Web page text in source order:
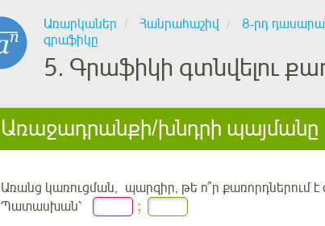
Առարկաներ Հանրահաշիվ 8-րդ
գրաֆիկը
5. Գրաֆիկի գտնվելու
Առաջադրանքի/խնդրի պայմանը
Առանց կառուցման, պարզիր, թե ո՞ր քառորդներում է
Պատասխան՝
;